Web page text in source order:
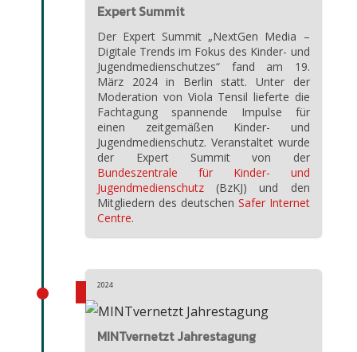
Expert Summit
Der Expert Summit „NextGen Media –
Digitale Trends im Fokus des Kinder- und
Jugendmedienschutzes“ fand am 19.
März 2024 in Berlin statt. Unter der
Moderation von Viola Tensil lieferte die
Fachtagung spannende Impulse für
einen zeitgemäßen Kinder- und
Jugendmedienschutz. Veranstaltet wurde
der Expert Summit von der
Bundeszentrale für Kinder- und
Jugendmedienschutz (BzKJ) und den
Mitgliedern des deutschen Safer Internet
Centre.
MINTvernetzt Jahrestagung
2024